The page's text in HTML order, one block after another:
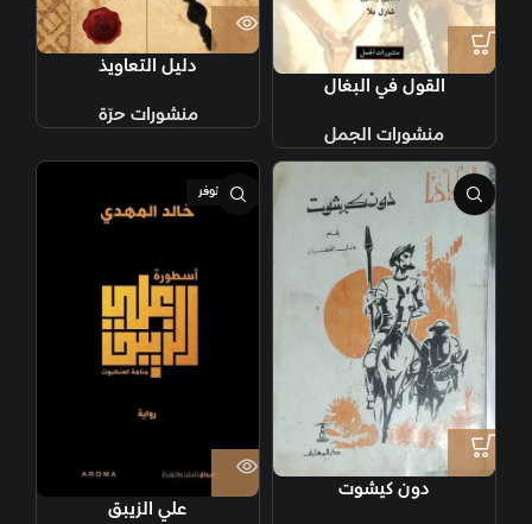
القول في البغال
منشورات الجمل
دليل التعاويذ
منشورات حرّة
دون كيشوت
غير متوفر
علي الزيبق